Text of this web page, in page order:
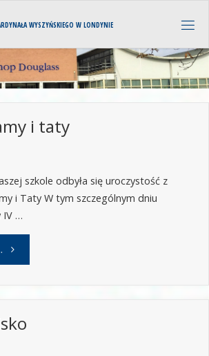
RDYNAŁA WYSZYŃSKIEGO W LONDYNIE
i taty
szkole odbyła się uroczystość z
i Taty W tym szczególnym dniu
IV …